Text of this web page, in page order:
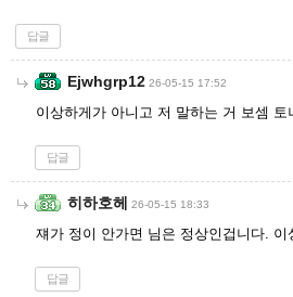
답글
Ejwhgrp12 26-05-15 17:52
이상하게가 아니고 저 말하는 거 보셈 토
답글
히하호헤 26-05-15 18:33
쟤가 정이 안가면 님은 정상인겁니다. 이
답글